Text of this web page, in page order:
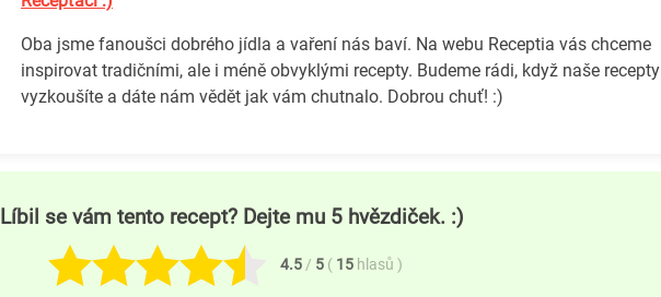
Oba jsme fanoušci dobrého jídla a vaření nás baví. Na webu Receptia vás chceme
inspirovat tradičními, ale i méně obvyklými recepty. Budeme rádi, když naše recepty
vyzkoušíte a dáte nám vědět jak vám chutnalo. Dobrou chuť! :)
Líbil se vám tento recept? Dejte mu 5 hvězdiček. :)
4.5/ 5 ( 15 hlasů )